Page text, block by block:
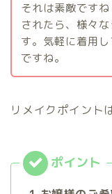
それは素敵です
されたら、様々
す。気軽に着用
ですね。
リメイクポイント